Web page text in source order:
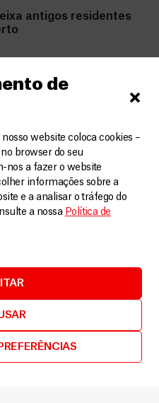
de
website coloca cookies –
browser do seu
nos a fazer o website
informações sobre a
e a analisar o tráfego do
a nossa Política de
antigos residentes